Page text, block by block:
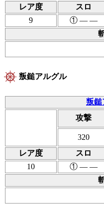
レア度
スロ
9
① ― ―
叛鎚アルグル
叛鎚
攻撃
320
レア度
スロ
10
① ― ―